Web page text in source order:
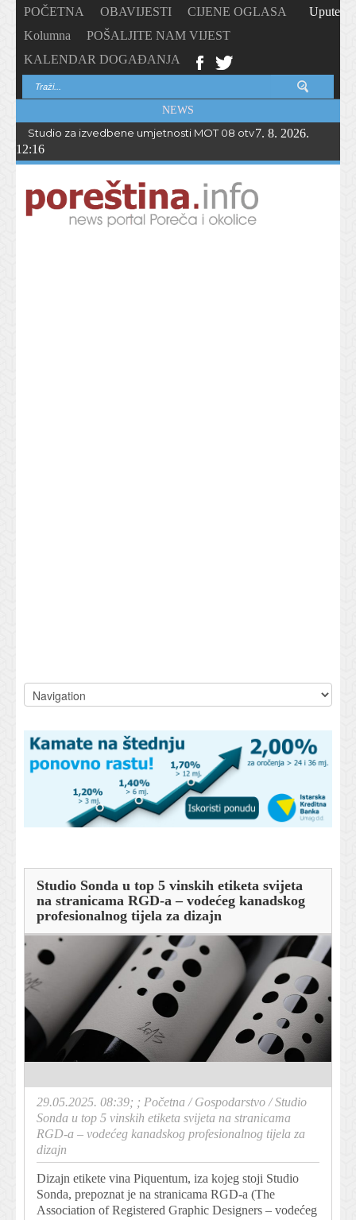
POČETNA OBAVIJESTI
CIJENE OGLASA
Kolumna
POŠALJITE NAM VIJEST
KALENDAR DOGAĐANJA
Upute
NEWS
Studio za izvedbene umjetnosti MOT 08 otvorio upise u novu
7. 8. 2026.
12:16
Studio Sonda u top 5 vinskih etiketa svijeta
na stranicama RGD-a – vodećeg kanadskog
profesionalnog tijela za dizajn
29.05.2025. 08:39; ; Početna /Gospodarstvo /Studio
Sonda u top 5 vinskih etiketa svijeta na stranicama
RGD-a – vodećeg kanadskog profesionalnog tijela za
dizajn
Dizajn etikete vina Piquentum, iza kojeg stoji Studio
Sonda, prepoznat je na stranicama RGD-a (The
Association of Registered Graphic Designers – vodećeg